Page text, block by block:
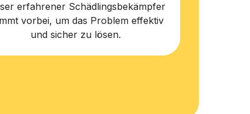
erfahrener Schädlingsbekämpfer
vorbei, um das Problem effektiv
und sicher zu lösen.